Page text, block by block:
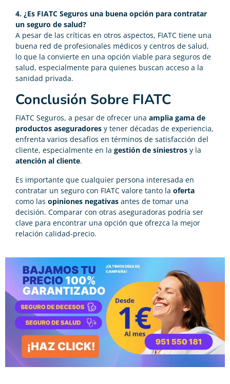
4. ¿Es FIATC Seguros una buena opción para contratar
un seguro de salud?
A pesar de las críticas en otros aspectos, FIATC tiene una
buena red de profesionales médicos y centros de salud,
lo que la convierte en una opción viable para seguros de
salud, especialmente para quienes buscan acceso a la
sanidad privada.
Conclusión Sobre FIATC
FIATC Seguros, a pesar de ofrecer una amplia gama de
productos aseguradores y tener décadas de experiencia,
enfrenta varios desafíos en términos de satisfacción del
cliente, especialmente en la gestión de siniestros y la
atención al cliente.
Es importante que cualquier persona interesada en
contratar un seguro con FIATC valore tanto la oferta
como las opiniones negativas antes de tomar una
decisión. Comparar con otras aseguradoras podría ser
clave para encontrar una opción que ofrezca la mejor
relación calidad-precio.